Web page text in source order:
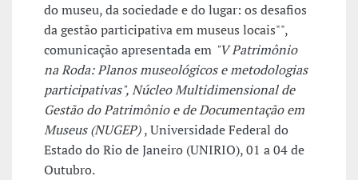
do museu, da sociedade e do lugar: os desafios
da gestão participativa em museus locais"",
comunicação apresentada em "V Patrimônio
na Roda: Planos museológicos e metodologias
participativas", Núcleo Multidimensional de
Gestão do Patrimônio e de Documentação em
Museus (NUGEP), Universidade Federal do
Estado do Rio de Janeiro (UNIRIO), 01 a 04 de
Outubro.